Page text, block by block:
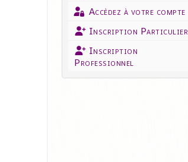
Accèdez à votre compte
Inscription Particulier
Inscription
Professionnel